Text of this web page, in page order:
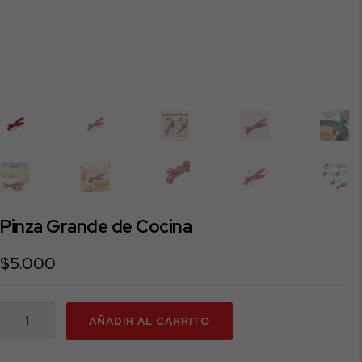
Pinza Grande de Cocina
$5.000
Pinza
AÑADIR AL CARRITO